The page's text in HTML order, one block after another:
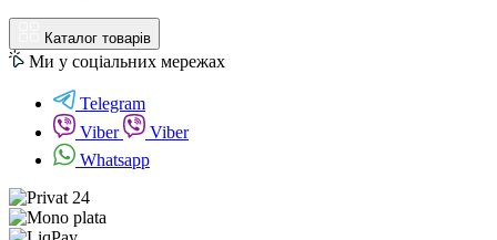
Каталог товарів
Ми у соціальних мережах
Telegram
Viber
Viber
Whatsapp